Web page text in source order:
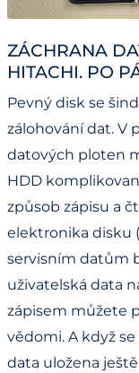
ZÁCHRANA
HITACHI. PO
Pevný disk se
zálohování dat. V
datových ploten
HDD
způsob zápisu a
elektronika disku
servisním datům
uživatelská data
zápisem můžete
vědomi. A když
data uložena